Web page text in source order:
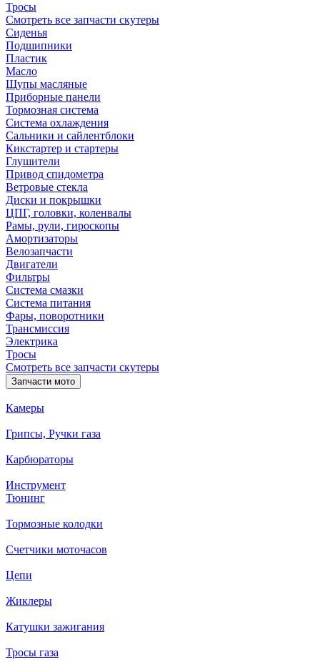
Тросы
Смотреть все запчасти скутеры
Сиденья
Подшипники
Пластик
Масло
Щупы масляные
Приборные панели
Тормозная система
Система охлаждения
Сальники и сайлентблоки
Кикстартер и стартеры
Глушители
Привод спидометра
Ветровые стекла
Диски и покрышки
ЦПГ, головки, коленвалы
Рамы, рули, гироскопы
Амортизаторы
Велозапчасти
Двигатели
Фильтры
Система смазки
Система питания
Фары, поворотники
Трансмиссия
Электрика
Тросы
Смотреть все запчасти скутеры
Запчасти мото
Камеры
Грипсы, Ручки газа
Карбюраторы
Инструмент
Тюнинг
Тормозные колодки
Счетчики моточасов
Цепи
Жиклеры
Катушки зажигания
Тросы газа